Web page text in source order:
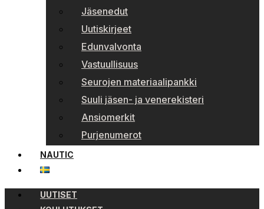
Jäsenedut
Uutiskirjeet
Edunvalvonta
Vastuullisuus
Seurojen materiaalipankki
Suuli jäsen- ja venerekisteri
Ansiomerkit
Purjenumerot
NAUTIC
UUTISET